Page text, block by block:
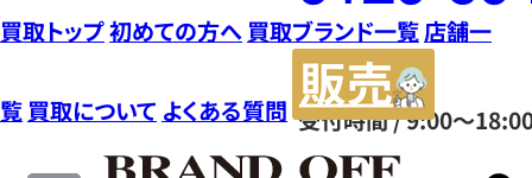
ダ
イ
ヤ
ル
0120604117
受付時間 / 9:00～
買取トップ初めての方へ 買取ブランド一覧店舗一
覧 買取について よくある質問
サ